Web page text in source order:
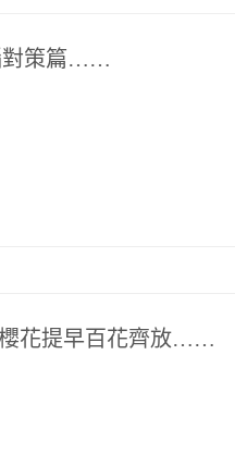
對策篇……
櫻花提早百花齊放……